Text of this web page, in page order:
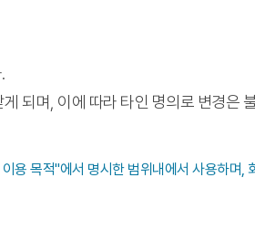
되며, 이에 따라 타인 명의로 변경은
용 목적"에서 명시한 범위내에서 사용하며